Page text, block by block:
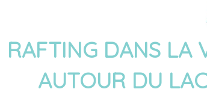
RAFTING DANS LA
AUTOUR DU